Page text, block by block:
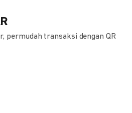
permudah transaksi dengan QR